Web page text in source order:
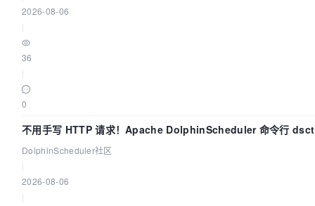
2026-08-06
36
0
不用手写 HTTP 请求！Apache DolphinScheduler 命令行
手
DolphinScheduler社区
2026-08-06